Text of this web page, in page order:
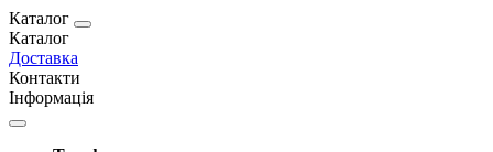
Каталог
Каталог
Доставка
Контакти
Інформація